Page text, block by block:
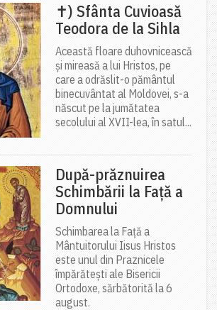
✝) Sfânta Cuvioasă
Teodora de la Sihla
Această floare duhovnicească
și mireasă a lui Hristos, pe
care a odrăslit-o pământul
binecuvântat al Moldovei, s-a
născut pe la jumătatea
secolului al XVII-lea, în satul...
După-prăznuirea
Schimbării la Față a
Domnului
Schimbarea la Față a
Mântuitorului Iisus Hristos
este unul din Praznicele
împărătești ale Bisericii
Ortodoxe, sărbătorită la 6
august.